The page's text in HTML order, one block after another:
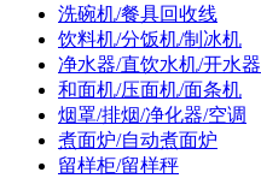
洗碗机/餐具回收线
饮料机/分饭机/制冰机
净水器/直饮水机/开水器
和面机/压面机/面条机
烟罩/排烟/净化器/空调
煮面炉/自动煮面炉
留样柜/留样秤